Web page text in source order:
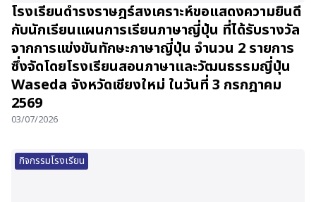
โรงเรียนดำรงราษฎร์สงเคราะห์ขอแสดงความยินดี
กับนักเรียนแผนการเรียนภาษาญี่ปุ่น ที่ได้รับรางวัล
จากการแข่งขันทักษะภาษาญี่ปุ่น จำนวน 2 รายการ
ซึ่งจัดโดยโรงเรียนสอนภาษาและวัฒนธรรมญี่ปุ่น
Waseda จังหวัดเชียงใหม่ ในวันที่ 3 กรกฎาคม
2569
03/07/2026
กิจกรรมโรงเรียน